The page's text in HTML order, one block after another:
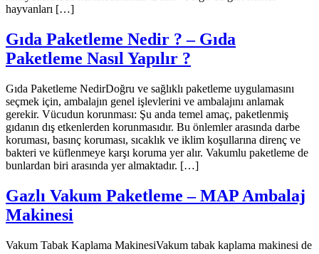
hayvanları […]
Gıda Paketleme Nedir ? – Gıda
Paketleme Nasıl Yapılır ?
Gıda Paketleme NedirDoğru ve sağlıklı paketleme uygulamasını
seçmek için, ambalajın genel işlevlerini ve ambalajını anlamak
gerekir. Vücudun korunması: Şu anda temel amaç, paketlenmiş
gıdanın dış etkenlerden korunmasıdır. Bu önlemler arasında darbe
koruması, basınç koruması, sıcaklık ve iklim koşullarına direnç ve
bakteri ve küflenmeye karşı koruma yer alır. Vakumlu paketleme de
bunlardan biri arasında yer almaktadır. […]
Gazlı Vakum Paketleme – MAP Ambalaj
Makinesi
Vakum Tabak Kaplama MakinesiVakum tabak kaplama makinesi de